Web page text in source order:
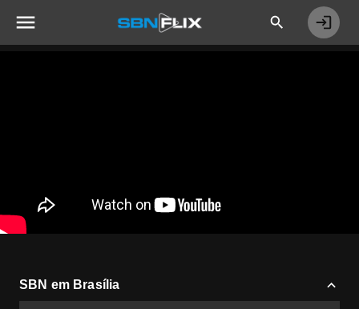
SBN em Brasília